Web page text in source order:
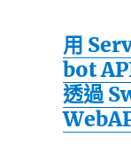
用
bot
透過